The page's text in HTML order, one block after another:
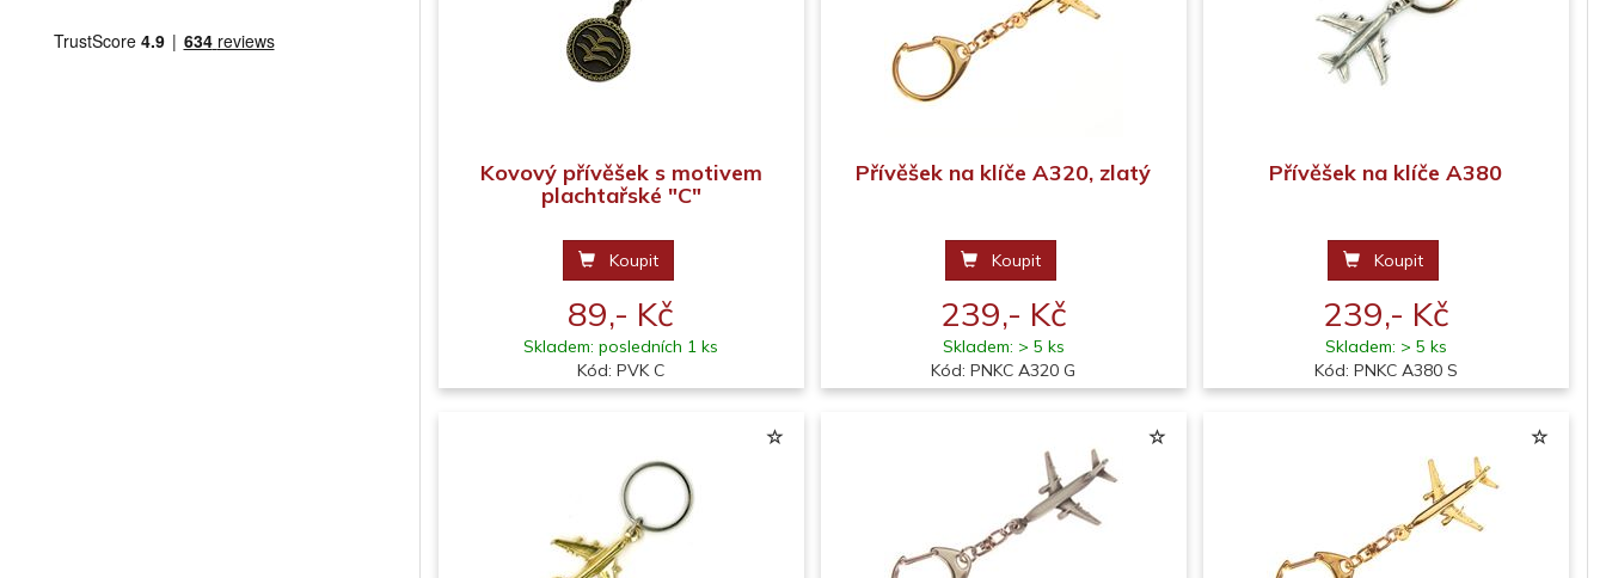
Kovový přívěšek s motivem
plachtařské "C"
Koupit
89,- Kč
Skladem: posledních 1 ks
Kód: PVK C
Přívěšek na klíče A320, zlatý
Koupit
239,- Kč
Skladem: > 5 ks
Kód: PNKC A320 G
Přívěšek na klíče A380
Koupit
239,- Kč
Skladem: > 5 ks
Kód: PNKC A380 S